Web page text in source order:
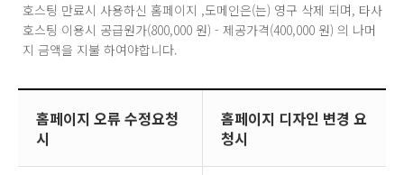
호스팅 만료시 사용하신 홈페이지 ,도메인은(는) 영구 삭제 되며, 타사
호스팅 이용시 공급원가(800,000 원) - 제공가격(400,000 원) 의 나머
지 금액을 지불 하여야합니다.
홈페이지 오류 수정요청
시
홈페이지 디자인 변경 요
청시